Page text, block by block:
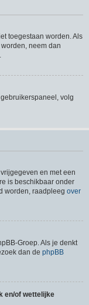
toegestaan worden. Als
neem dan
volg
en met een
is beschikbaar onder
worden, raadpleeg over
Groep. Als je denkt
dan de phpBB
en/of wettelijke